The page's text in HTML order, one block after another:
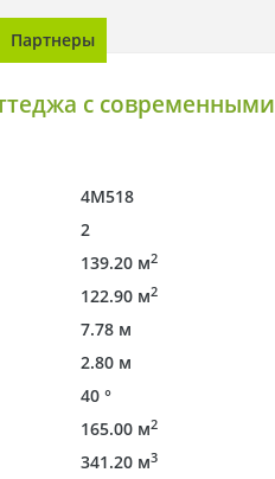
Партнеры
с современными
4M518
2
139.20 м2
122.90 м2
7.78 м
2.80 м
40 °
165.00 м2
341.20 м3